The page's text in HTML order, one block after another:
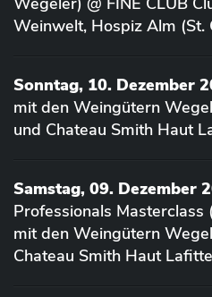
Weinwelt, Hospiz Alm (St.
Sonntag, 10. Dezember
mit den Weingütern
und Chateau Smith Haut
Samstag, 09. Dezember
Professionals Masterclass
mit den Weingütern
Chateau Smith Haut Lafitte